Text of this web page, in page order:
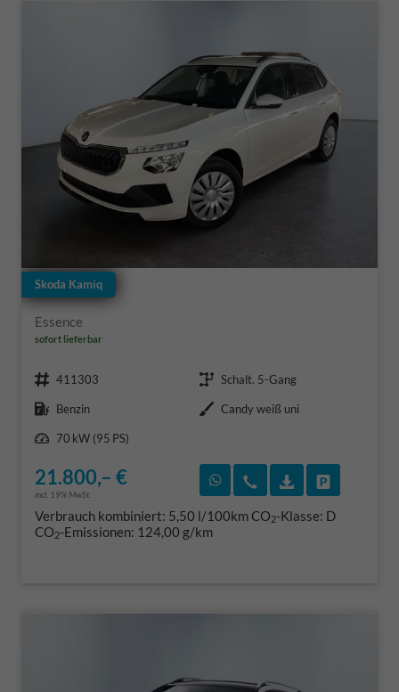
Skoda Kamiq
Essence
sofort lieferbar
Fahrzeugnr. 411303 Getriebe Schalt. 5-Gang
Kraftstoff Benzin Außenfarbe Candy weiß uni
Leistung
70 kW (95 PS)
21.800,– €
incl. 19% MwSt.
Rückruf vereinbaren
Wir rufen Sie an
Verbrauch kombiniert: 5,50 l/100kmCO2-Klasse: D
CO2-Emissionen: 124,00 g/km